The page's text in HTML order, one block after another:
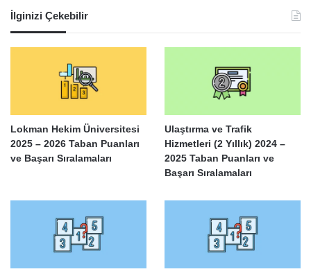
İlginizi Çekebilir
Lokman Hekim Üniversitesi
2025 – 2026 Taban Puanları
ve Başarı Sıralamaları
Ulaştırma ve Trafik
Hizmetleri (2 Yıllık) 2024 –
2025 Taban Puanları ve
Başarı Sıralamaları